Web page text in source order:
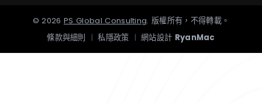
©2026 PS Global Consulting.版權所有，不得轉載。
條款與細則
| 私隱政策 | 網站設計 RyanMac